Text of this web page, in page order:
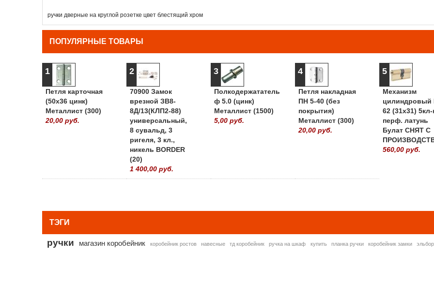
ручки дверные на круглой розетке цвет блестящий хром
ПОПУЛЯРНЫЕ ТОВАРЫ
1
Петля карточная
(50х36 цинк)
Металлист (300)
20,00 руб.
2
70900 Замок
врезной ЗВ8-
8Д/13(КЛП2-88)
универсальный,
8 сувальд, 3
ригеля, 3 кл.,
никель BORDER
(20)
1 400,00 руб.
3
Полкодержататель
ф 5.0 (цинк)
Металлист (1500)
5,00 руб.
4
Петля накладная
ПН 5-40 (без
покрытия)
Металлист (300)
20,00 руб.
5
Механизм
цилиндровый
62 (31х31) 5кл-
перф. латунь
Булат СНЯТ С
560,00 руб.
ТЭГИ
ручки магазин коробейник коробейник ростов навесные тд коробейник ручка на шкаф купить планка ручки коробейник замки эльбор